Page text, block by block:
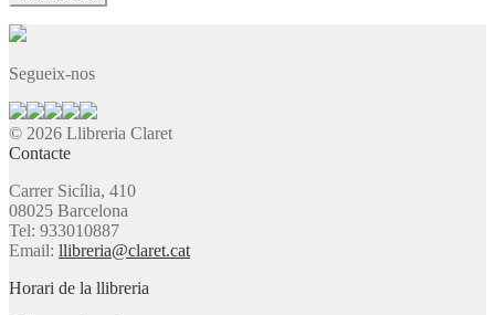
Segueix-nos
© 2026 Llibreria Claret
Contacte
Carrer Sicília, 410
08025 Barcelona
Tel: 933010887
Email: llibreria@claret.cat
Horari de la llibreria